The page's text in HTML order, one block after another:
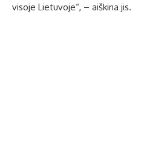
vi­so­je Lie­tu­vo­je“, – aiš­ki­na jis.